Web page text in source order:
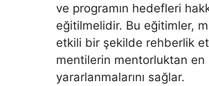
ve programın hedefleri
eğitilmelidir. Bu eğitimler,
etkili bir şekilde rehberlik
mentilerin mentorluktan en
yararlanmalarını sağlar.